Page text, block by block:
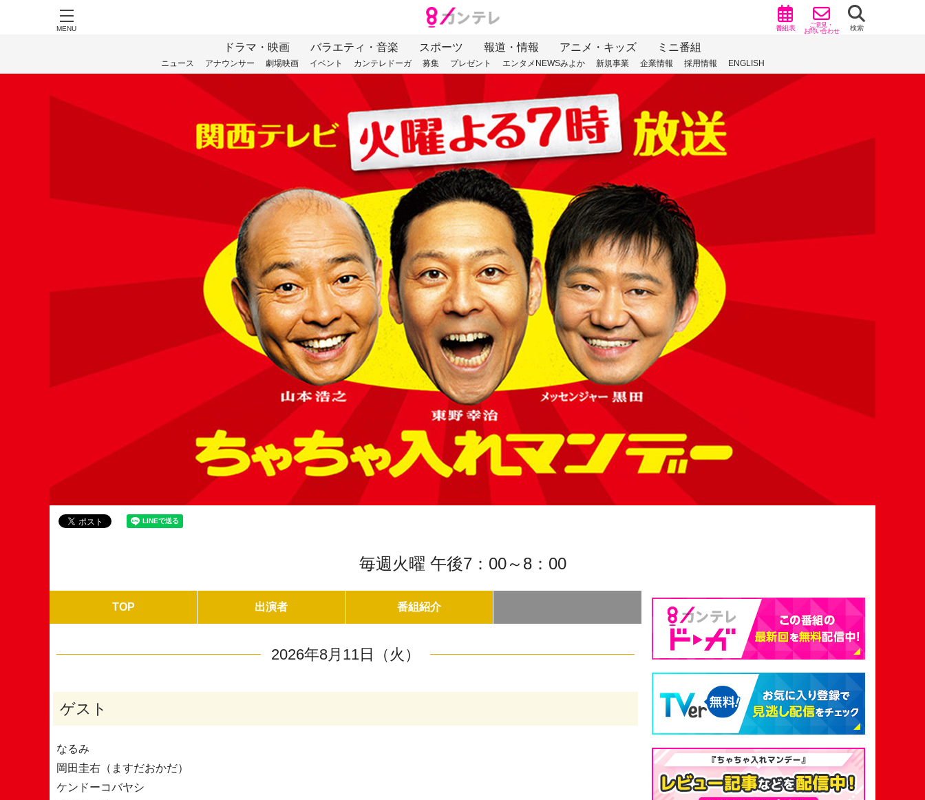
MENU 番組表 ご意見・
お問い合わせ 検索
ドラマ・映画 バラエティ・音楽 スポーツ 報道・情報 アニメ・キッズ ミニ番組
ニュース アナウンサー 劇場映画 イベント カンテレドーガ 募集 プレゼント エンタメNEWSみよか 新規事業 企業情報 採用情報 ENGLISH
毎週火曜 午後7：00～8：00
TOP 出演者 番組紹介
2026年8月11日（火）
ゲスト
なるみ
岡田圭右（ますだおかだ）
ケンドーコバヤシ